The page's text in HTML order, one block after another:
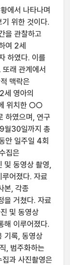
에서 나타나며
위한 것이다.
을 관찰하고
여 2세
하였다. 이를
래 관계에서
맥락은
세 영아의
위치한 ○○
하였으며, 연구
30일까지 총
안 일주일 4회
집은
및 동영상 촬영,
어졌다. 자료
본, 각종
을 거쳤다. 자료
및 동영상
해 이루어졌다.
기록, 동영상
, 범주화하는
과 사진촬영은